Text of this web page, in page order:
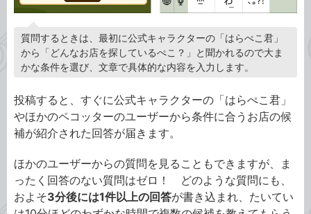
質問するときは、最初に公式キャラクターの「はらぺこ君」
から「どんなお店を探しているぺこ？」と聞かれるので大ま
かな条件を選び、文章で具体的な内容を入力します。
投稿すると、すぐに公式キャラクターの「はらぺこ君」
やほかのペコッターのユーザーから条件に合うお店の候
補が紹介された回答が届きます。
ほかのユーザーからの質問を見ることもできますが、ま
ったく回答のない質問はゼロ！ どのような質問にも、
およそ3分後には1件以上の回答が書き込まれ、たいてい